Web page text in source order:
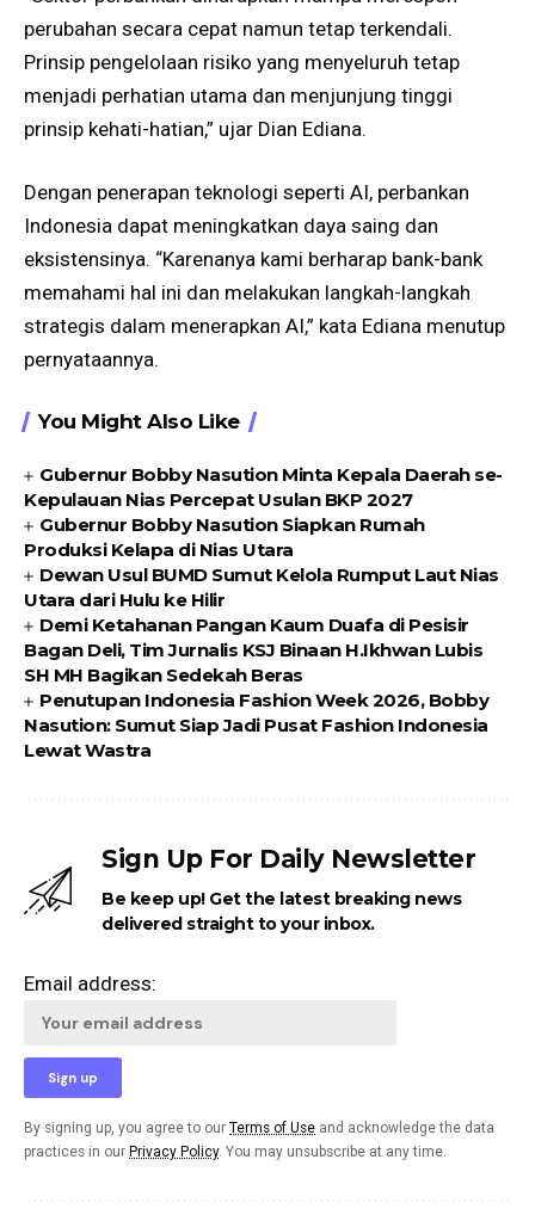
perubahan secara cepat namun tetap terkendali.
Prinsip pengelolaan risiko yang menyeluruh tetap
menjadi perhatian utama dan menjunjung tinggi
prinsip kehati-hatian,” ujar Dian Ediana.
Dengan penerapan teknologi seperti AI, perbankan
Indonesia dapat meningkatkan daya saing dan
eksistensinya. “Karenanya kami berharap bank-bank
memahami hal ini dan melakukan langkah-langkah
strategis dalam menerapkan AI,” kata Ediana menutup
pernyataannya.
You Might Also Like
Gubernur Bobby Nasution Minta Kepala Daerah se-
Kepulauan Nias Percepat Usulan BKP 2027
Gubernur Bobby Nasution Siapkan Rumah
Produksi Kelapa di Nias Utara
Dewan Usul BUMD Sumut Kelola Rumput Laut Nias
Utara dari Hulu ke Hilir
Demi Ketahanan Pangan Kaum Duafa di Pesisir
Bagan Deli, Tim Jurnalis KSJ Binaan H.Ikhwan Lubis
SH MH Bagikan Sedekah Beras
Penutupan Indonesia Fashion Week 2026, Bobby
Nasution: Sumut Siap Jadi Pusat Fashion Indonesia
Lewat Wastra
Sign Up For Daily Newsletter
Be keep up! Get the latest breaking news
delivered straight to your inbox.
Email address:
By signing up, you agree to our Terms of Use and acknowledge the data
practices in our Privacy Policy. You may unsubscribe at any time.